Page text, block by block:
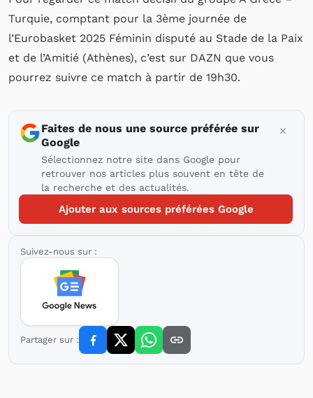
Turquie, comptant pour la 3ème journée de
l’Eurobasket 2025 Féminin disputé au Stade de la Paix
et de l’Amitié (Athènes), c’est sur DAZN que vous
pourrez suivre ce match à partir de 19h30.
Faites de nous une source préférée sur
Google
Sélectionnez notre site dans Google pour
retrouver nos articles plus souvent en tête de
la recherche et des actualités.
Ajouter aux sources préférées Google
Suivez-nous sur :
Partager sur :